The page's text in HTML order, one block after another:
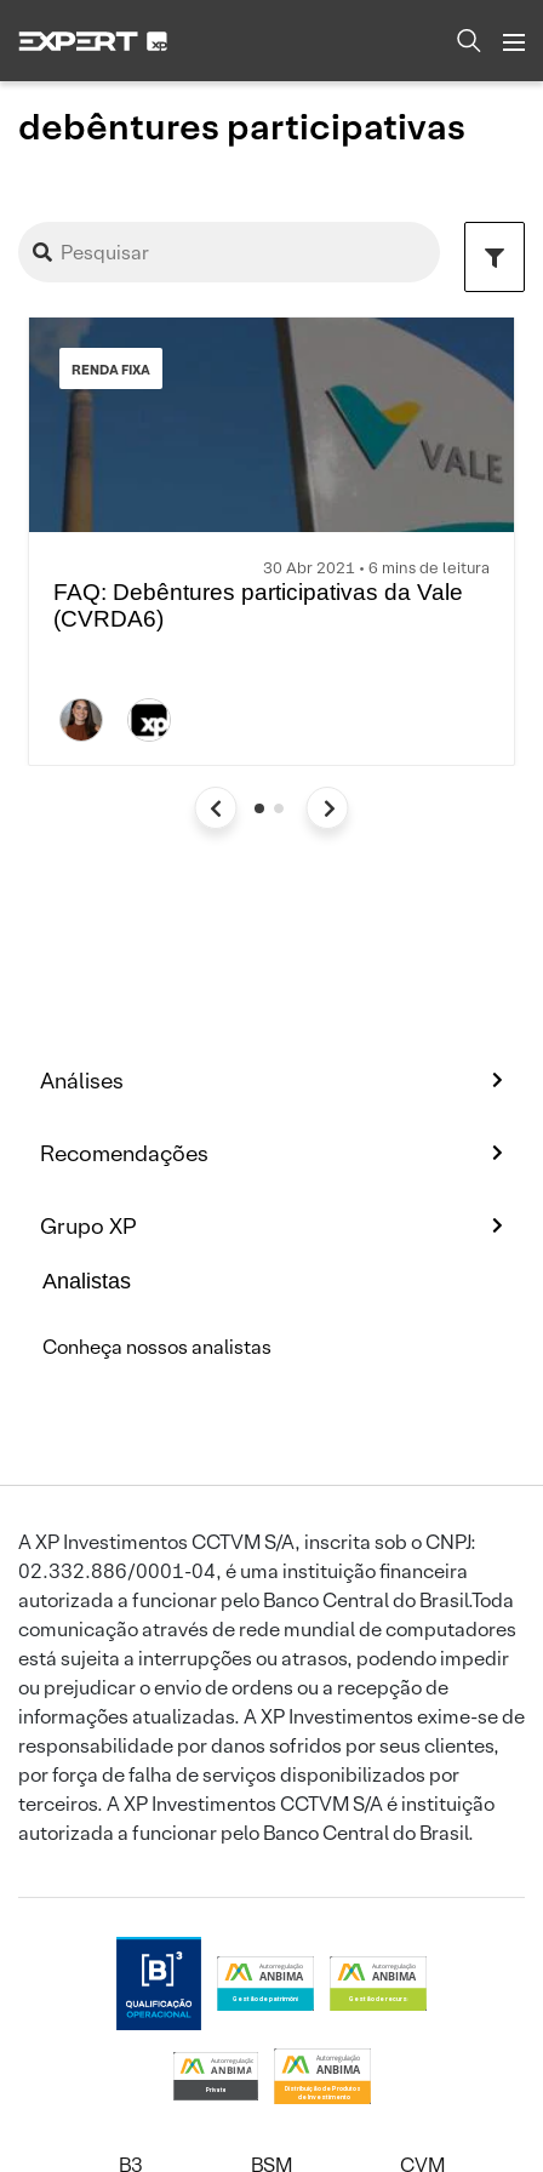
debêntures participativas
RENDA FIXA
30 Abr 2021 • 6 mins de leitura
FAQ: Debêntures participativas da Vale
(CVRDA6)
Análises
Recomendações
Grupo XP
Analistas
Conheça nossos analistas
A XP Investimentos CCTVM S/A, inscrita sob o CNPJ:
02.332.886/0001-04, é uma instituição financeira
autorizada a funcionar pelo Banco Central do Brasil.Toda
comunicação através de rede mundial de computadores
está sujeita a interrupções ou atrasos, podendo impedir
ou prejudicar o envio de ordens ou a recepção de
informações atualizadas. A XP Investimentos exime-se de
responsabilidade por danos sofridos por seus clientes,
por força de falha de serviços disponibilizados por
terceiros. A XP Investimentos CCTVM S/A é instituição
autorizada a funcionar pelo Banco Central do Brasil.
B3 BSM CVM